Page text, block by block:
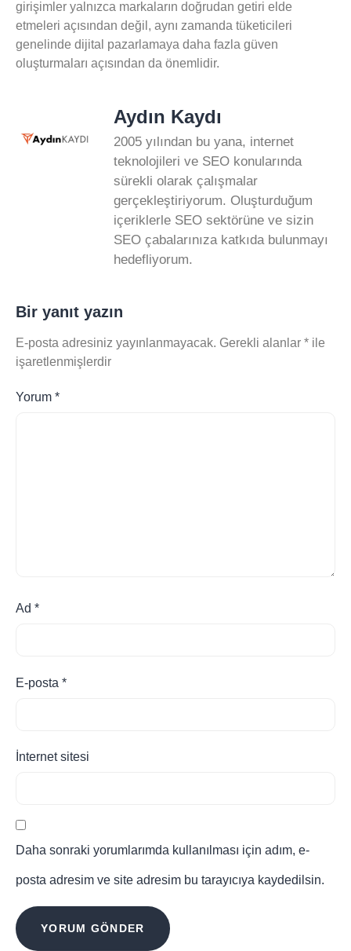
girişimler yalnızca markaların doğrudan getiri elde
etmeleri açısından değil, aynı zamanda tüketicileri
genelinde dijital pazarlamaya daha fazla güven
oluşturmaları açısından da önemlidir.
Aydın Kaydı
2005 yılından bu yana, internet
teknolojileri ve SEO konularında
sürekli olarak çalışmalar
gerçekleştiriyorum. Oluşturduğum
içeriklerle SEO sektörüne ve sizin
SEO çabalarınıza katkıda bulunmayı
hedefliyorum.
Bir yanıt yazın
E-posta adresiniz yayınlanmayacak. Gerekli alanlar * ile
işaretlenmişlerdir
Yorum *
Ad *
E-posta *
İnternet sitesi
Daha sonraki yorumlarımda kullanılması için adım, e-
posta adresim ve site adresim bu tarayıcıya kaydedilsin.